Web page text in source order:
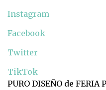
Instagram
Facebook
Twitter
TikTok
PURO DISEÑO de FERIA